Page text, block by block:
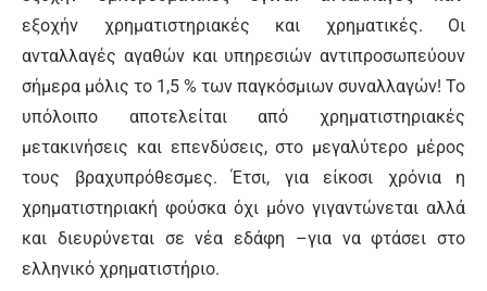
εξοχήν χρηματιστηριακές και χρηματικές. Οι
ανταλλαγές αγαθών και υπηρεσιών αντιπροσωπεύουν
σήμερα μόλις το 1,5 % των παγκόσμιων συναλλαγών! Το
υπόλοιπο αποτελείται από χρηματιστηριακές
μετακινήσεις και επενδύσεις, στο μεγαλύτερο μέρος
τους βραχυπρόθεσμες. Έτσι, για είκοσι χρόνια η
χρηματιστηριακή φούσκα όχι μόνο γιγαντώνεται αλλά
και διευρύνεται σε νέα εδάφη –για να φτάσει στο
ελληνικό χρηματιστήριο.